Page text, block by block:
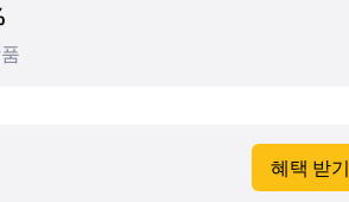
혜택 받기